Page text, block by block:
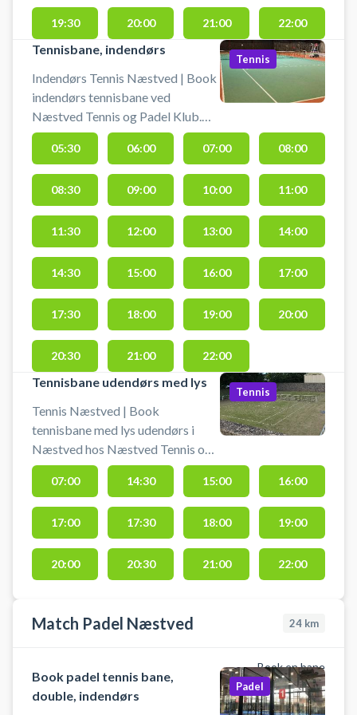
udendørs-næstved #padel-
Næstved
19:30 20:00 21:00 22:00
Tennisbane, indendørs
Indendørs Tennis Næstved | Book
indendørs tennisbane ved
Næstved Tennis og Padel Klub.
Book en tennisbane og spil tennis
indendørs i Næstved på
tennisbanerne i tennishallen hos
Næstved Tennis og Padel Klub.
tennishallen i Næstved, som du
finder på Nygårdsvej 102, 4700
Næstved - nemt for tennisspillere
som kommer i bil. #Book-tennis-
næstved #Tennis-indendørs-
næstved
Tennis
05:30 06:00 07:00 08:00
08:30 09:00 10:00 11:00
11:30 12:00 13:00 14:00
14:30 15:00 16:00 17:00
17:30 18:00 19:00 20:00
20:30 21:00 22:00
Tennisbane udendørs med lys
Tennis Næstved | Book
tennisbane med lys udendørs i
Næstved hos Næstved Tennis og
Padel Klub. Tennisbanen er med
sand på kunstgræs. Lej en
tennisbane og spil tennis i
Næstved på udendørsbaner med
med sand på kunstgræs. Du kan i
klubhus låne ketcher og bolde.
Tennis
07:00 14:30 15:00 16:00
17:00 17:30 18:00 19:00
20:00 20:30 21:00 22:00
Match Padel Næstved 24 km
Book en bane
Book padel tennis bane,
double, indendørs
Padel